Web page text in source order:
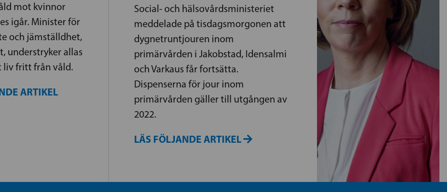
mot kvinnor
igår. Minister för
och jämställdhet,
understryker allas
fritt från våld.
ARTIKEL
Social- och hälsovårdsministeriet
meddelade på tisdagsmorgonen att
dygnetruntjouren inom
primärvården i Jakobstad, Idensalmi
och Varkaus får fortsätta.
Dispenserna för jour inom
primärvården gäller till utgången av
2022.
LÄS FÖLJANDE ARTIKEL